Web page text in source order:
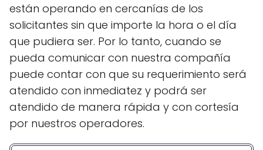
están operando en cercanías de los
solicitantes sin que importe la hora o el día
que pudiera ser. Por lo tanto, cuando se
pueda comunicar con nuestra compañía
puede contar con que su requerimiento será
atendido con inmediatez y podrá ser
atendido de manera rápida y con cortesía
por nuestros operadores.